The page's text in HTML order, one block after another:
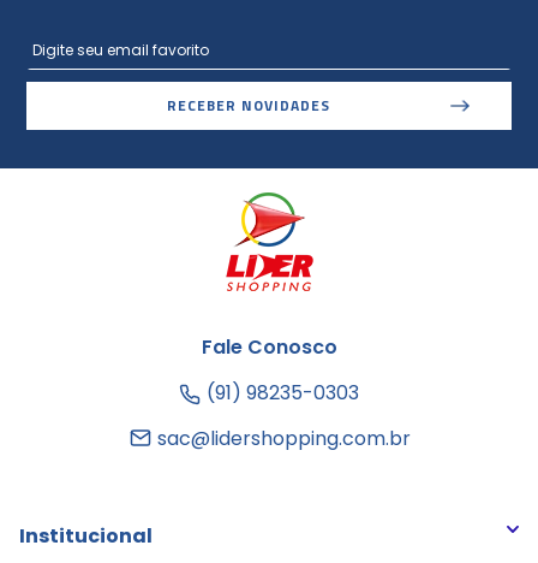
RECEBER NOVIDADES
Fale Conosco
(91) 98235-0303
sac@lidershopping.com.br
Institucional